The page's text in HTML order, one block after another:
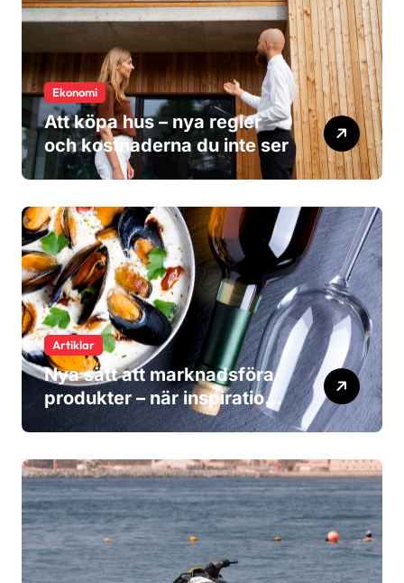
Ekonomi
Att köpa hus – nya regler
och kostnaderna du inte ser
Artiklar
Nya sätt att marknadsföra
produkter – när inspiration
blir viktigare än reklam